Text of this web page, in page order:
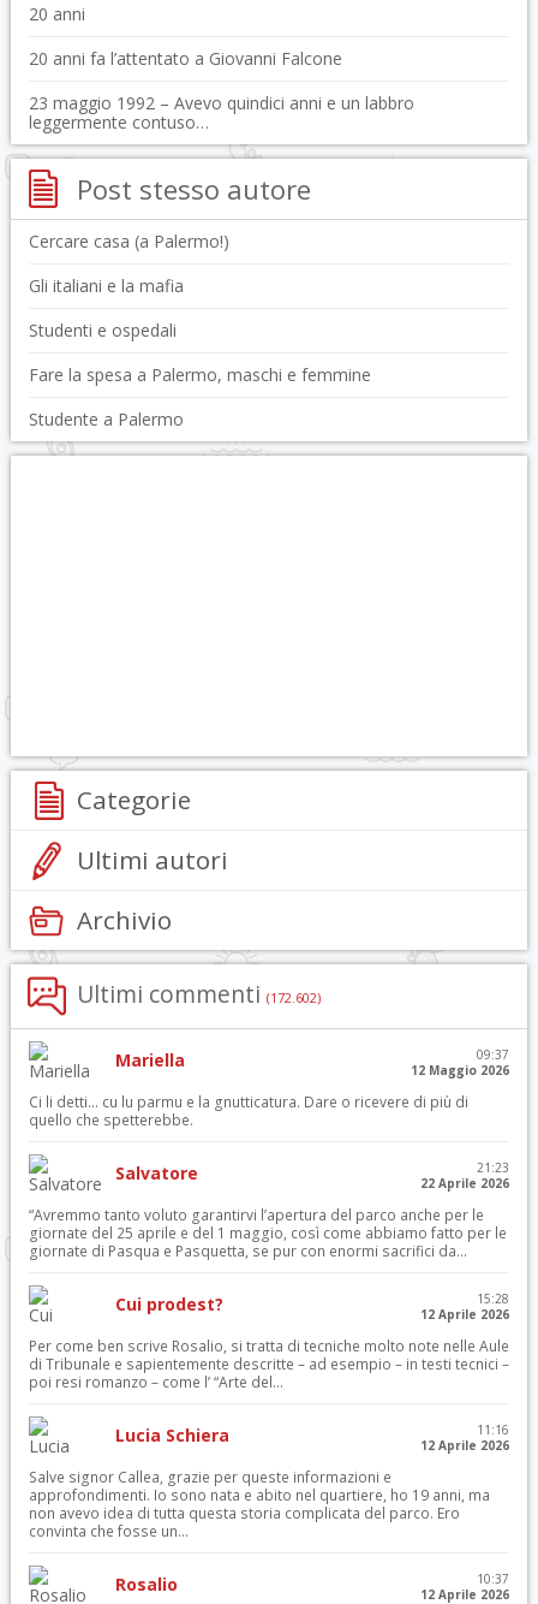
20 anni
20 anni fa l’attentato a Giovanni Falcone
23 maggio 1992 – Avevo quindici anni e un labbro
leggermente contuso…
Post stesso autore
Cercare casa (a Palermo!)
Gli italiani e la mafia
Studenti e ospedali
Fare la spesa a Palermo, maschi e femmine
Studente a Palermo
Categorie
Ultimi autori
Archivio
Ultimi commenti (172.602)
Mariella
09:37
12 Maggio 2026
Ci li detti… cu lu parmu e la gnutticatura. Dare o ricevere di più di
quello che spetterebbe.
Salvatore
21:23
22 Aprile 2026
“Avremmo tanto voluto garantirvi l’apertura del parco anche per le
giornate del 25 aprile e del 1 maggio, così come abbiamo fatto per le
giornate di Pasqua e Pasquetta, se pur con enormi sacrifici da...
Cui prodest?
15:28
12 Aprile 2026
Per come ben scrive Rosalio, si tratta di tecniche molto note nelle Aule
di Tribunale e sapientemente descritte – ad esempio – in testi tecnici –
poi resi romanzo – come l’ “Arte del...
Lucia Schiera
11:16
12 Aprile 2026
Salve signor Callea, grazie per queste informazioni e
approfondimenti. Io sono nata e abito nel quartiere, ho 19 anni, ma
non avevo idea di tutta questa storia complicata del parco. Ero
convinta che fosse un...
Rosalio
10:37
12 Aprile 2026